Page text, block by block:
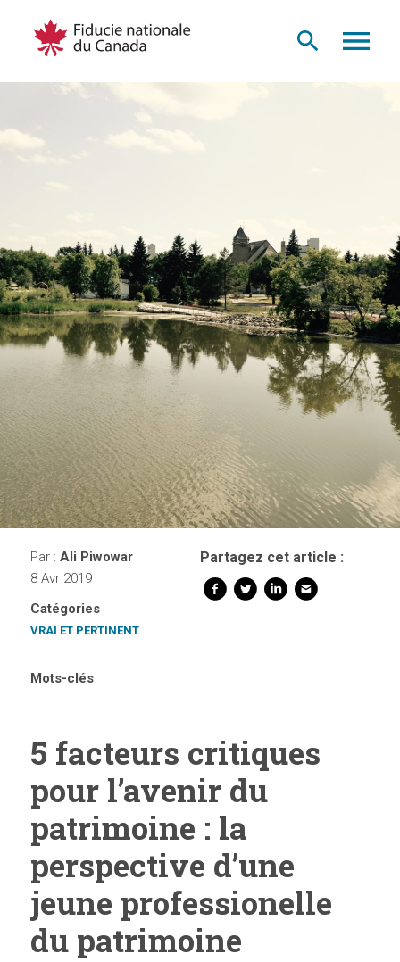
Partagez cet article :
Par : Ali Piwowar
8 Avr 2019
Catégories
VRAI ET PERTINENT
Mots-clés
5 facteurs critiques
pour l’avenir du
patrimoine : la
perspective d’une
jeune professionelle
du patrimoine